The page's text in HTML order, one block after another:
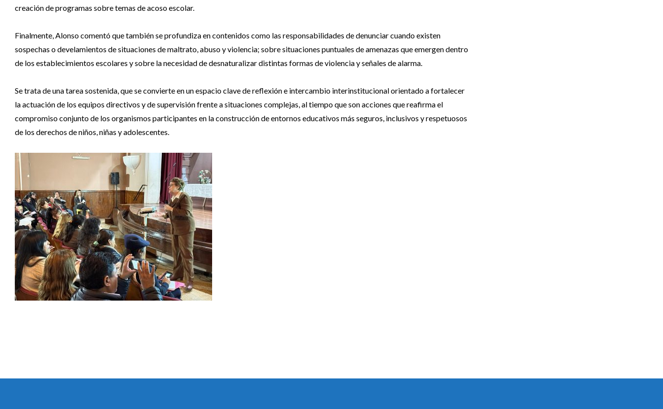
creación de programas sobre temas de acoso escolar.
Finalmente, Alonso comentó que también se profundiza en contenidos como las responsabilidades de denunciar cuando existen
sospechas o develamientos de situaciones de maltrato, abuso y violencia; sobre situaciones puntuales de amenazas que emergen dentro
de los establecimientos escolares y sobre la necesidad de desnaturalizar distintas formas de violencia y señales de alarma.
Se trata de una tarea sostenida, que se convierte en un espacio clave de reflexión e intercambio interinstitucional orientado a fortalecer
la actuación de los equipos directivos y de supervisión frente a situaciones complejas, al tiempo que son acciones que reafirma el
compromiso conjunto de los organismos participantes en la construcción de entornos educativos más seguros, inclusivos y respetuosos
de los derechos de niños, niñas y adolescentes.